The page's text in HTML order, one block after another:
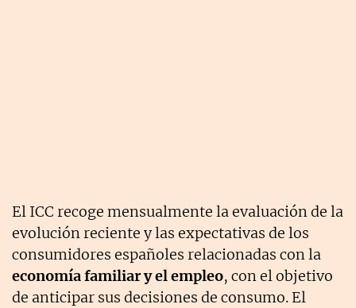
El ICC recoge mensualmente la evaluación de la
evolución reciente y las expectativas de los
consumidores españoles relacionadas con la
economía familiar y el empleo, con el objetivo
de anticipar sus decisiones de consumo. El